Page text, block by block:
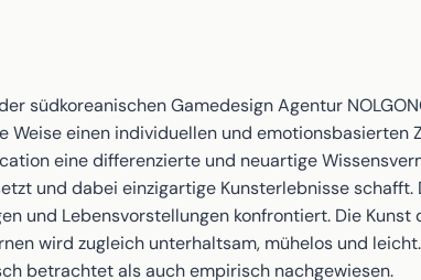
südkoreanischen Gamedesign Agentur
einen individuellen und emotionsbasierten
eine differenzierte und neuartige
und dabei einzigartige Kunsterlebnisse schafft.
und Lebensvorstellungen konfrontiert. Die
wird zugleich unterhaltsam, mühelos und
betrachtet als auch empirisch nachgewiesen.